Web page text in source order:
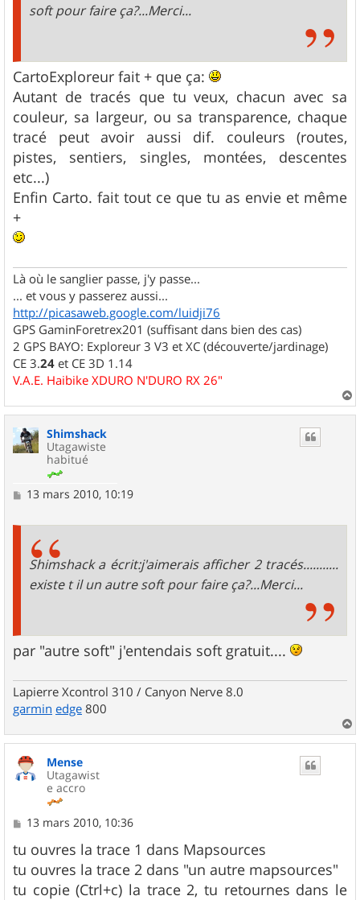
soft pour faire ça?...Merci...
CartoExploreur fait + que ça:
Autant de tracés que tu veux, chacun avec sa
couleur, sa largeur, ou sa transparence, chaque
tracé peut avoir aussi dif. couleurs (routes,
pistes, sentiers, singles, montées, descentes
etc...)
Enfin Carto. fait tout ce que tu as envie et même
+
Là où le sanglier passe, j'y passe...
... et vous y passerez aussi...
http://picasaweb.google.com/luidji76
GPS GaminForetrex201 (suffisant dans bien des cas)
2 GPS BAYO: Exploreur 3 V3 et XC (découverte/jardinage)
CE 3.24 et CE 3D 1.14
V.A.E. Haibike XDURO N'DURO RX 26"
a
Shimshack
Utagawiste
habitué
M13 mars 2010, 10:19
Shimshack a écrit:j'aimerais afficher 2 tracés...........
existe t il un autre soft pour faire ça?...Merci...
par "autre soft" j'entendais soft gratuit....
Lapierre Xcontrol 310 / Canyon Nerve 8.0
garmin edge 800
a
Mense
Utagawist
e accro
M
s
s
a
g
13 mars 2010, 10:36
tu ouvres la trace 1 dans Mapsources
tu ouvres la trace 2 dans "un autre mapsources"
tu copie (Ctrl+c) la trace 2, tu retournes dans le